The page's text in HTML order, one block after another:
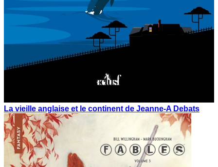
La vieille anglaise et le continent de Jeanne-A Debats